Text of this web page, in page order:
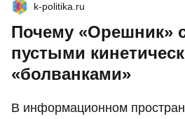
k-politika.ru
Почему «Орешник»
пустыми
«болванками»
В информационном